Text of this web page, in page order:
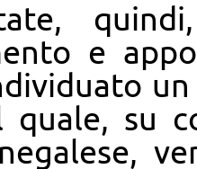
e
quale, su